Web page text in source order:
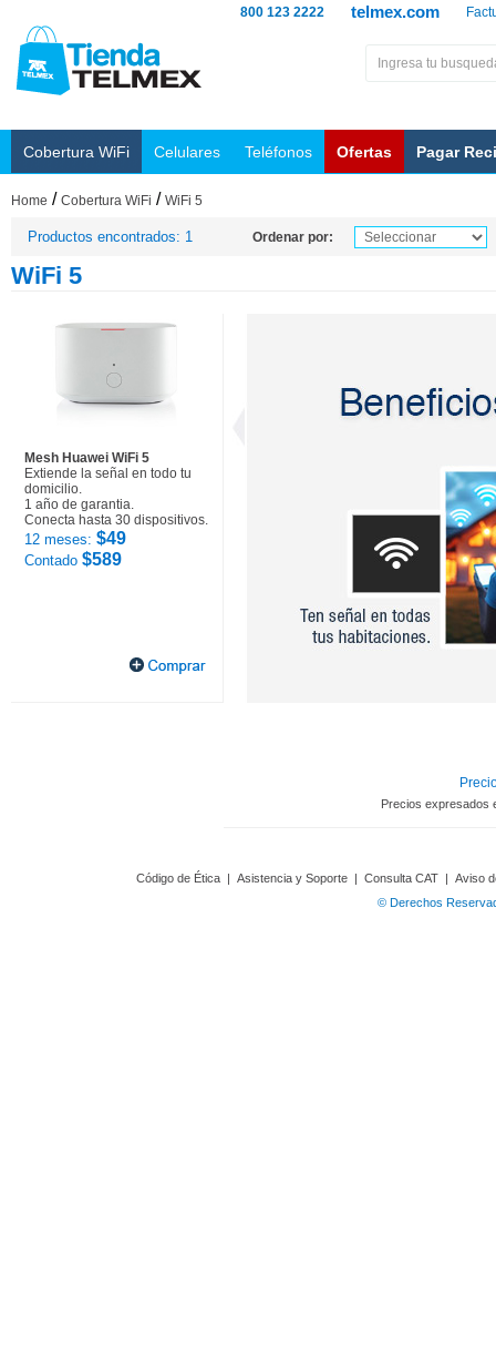
telmex.com
800 123 2222
Cobertura WiFi Celulares Teléfonos Ofertas Pagar
Home / Cobertura WiFi / WiFi 5
Productos encontrados: 1 Ordenar por:
WiFi 5
Mesh Huawei WiFi 5
Extiende la señal en todo tu
domicilio.
1 año de garantia.
Conecta hasta 30 dispositivos.
12 meses: $49
Contado $589
Precios expresados
Código de Ética | Asistencia y Soporte | Consulta CAT | Aviso
© Derechos